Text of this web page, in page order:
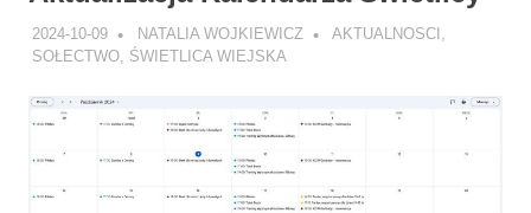
2024-10-09 NATALIA WOJKIEWICZ AKTUALNOSCI
SOŁECTWO, ŚWIETLICA WIEJSKA